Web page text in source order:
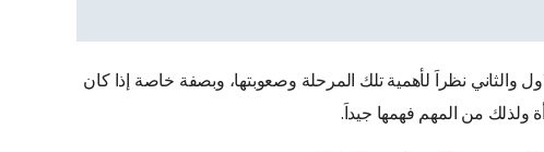
والثاني نظراَ لأهمية تلك المرحلة وصعوبتها، وبصفة خاصة إذا كان
ولذلك من المهم فهمها جيداَ.